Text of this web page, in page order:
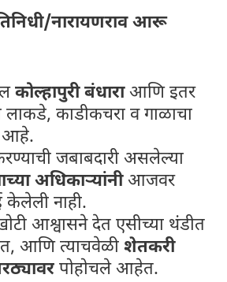
नारायणराव आरू
कोल्हापुरी बंधाराआणि इतर
लाकडे, काडीकचरा व गाळाचा
आहे.
जबाबदारी असलेल्या
अधिकाऱ्यांनीआजवर
केलेली नाही.
आश्वासने देत एसीच्या थंडीत
आणि त्याचवेळी शेतकरी
पोहोचले आहेत.